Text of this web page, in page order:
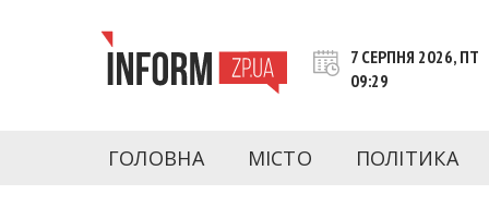
INFORM.ZP.UA – це інформаційний
Запоріжжя та Запорізької області на день.
7 СЕРПНЯ 2026, ПТ
09:29
ГОЛОВНА МІСТО ПОЛІТИКА